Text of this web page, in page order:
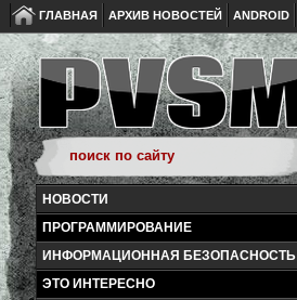
ГЛАВНАЯ АРХИВ НОВОСТЕЙ ANDROID
НОВОСТИ
ПРОГРАММИРОВАНИЕ
ИНФОРМАЦИОННАЯ БЕЗОПАСНОСТЬ
ЭТО ИНТЕРЕСНО